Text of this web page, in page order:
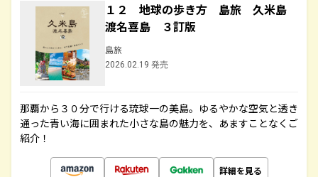
１２ 地球の歩き方 島旅 久米島
渡名喜島 ３訂版
島旅
2026.02.19 発売
那覇から３０分で行ける琉球一の美島。ゆるやかな空気と透き
通った青い海に囲まれた小さな島の魅力を、あますことなくご
紹介！
詳細を見る